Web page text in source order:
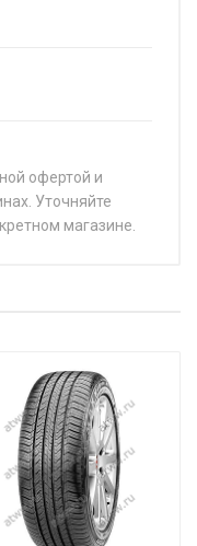
офертой и
Уточняйте
магазине.
92V
103H
106H
99V